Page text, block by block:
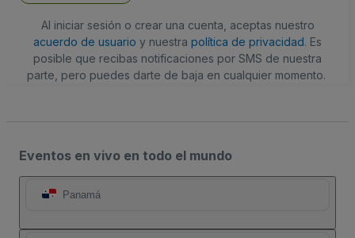
Al iniciar sesión o crear una cuenta, aceptas nuestro
acuerdo de usuario y nuestra política de privacidad. Es
posible que recibas notificaciones por SMS de nuestra
parte, pero puedes darte de baja en cualquier momento.
Eventos en vivo en todo el mundo
Panamá